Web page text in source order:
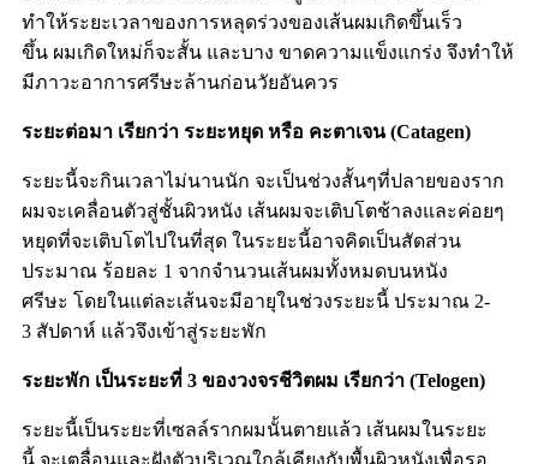
ทำให้ระยะเวลาของการหลุดร่วงของเส้นผมเกิดขึ้นเร็ว
ขึ้น ผมเกิดใหม่ก็จะสั้น และบาง ขาดความแข็งแกร่ง จึงทำให้
มีภาวะอาการศรีษะล้านก่อนวัยอันควร
ระยะต่อมา เรียกว่า ระยะหยุด หรือ คะตาเจน(Catagen)
ระยะนี้จะกินเวลาไม่นานนัก จะเป็นช่วงสั้นๆที่ปลายของราก
ผมจะเคลื่อนตัวสู่ชั้นผิวหนัง เส้นผมจะเติบโตช้าลงและค่อยๆ
หยุดที่จะเติบโตไปในที่สุด ในระยะนี้อาจคิดเป็นสัดส่วน
ประมาณ ร้อยละ 1 จากจำนวนเส้นผมทั้งหมดบนหนัง
ศรีษะ โดยในแต่ละเส้นจะมีอายุในช่วงระยะนี้ ประมาณ 2-
3 สัปดาห์ แล้วจึงเข้าสู่ระยะพัก
ระยะพัก เป็นระยะที่ 3 ของวงจรชีวิตผม เรียกว่า (Telogen)
ระยะนี้เป็นระยะที่เซลล์รากผมนั้นตายแล้ว เส้นผมในระยะ
นี้ จะเตลื่อนและฝังตัวบริเวณใกล้เคียงกับพื้นผิวหนังเพื่อรอ